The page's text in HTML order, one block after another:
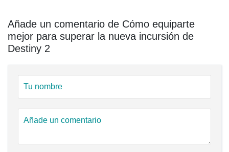
Añade un comentario de Cómo equiparte
mejor para superar la nueva incursión de
Destiny 2